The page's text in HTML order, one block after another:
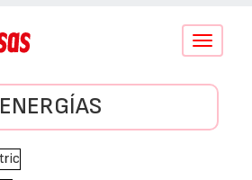
Conmutar
ENERGÍAS